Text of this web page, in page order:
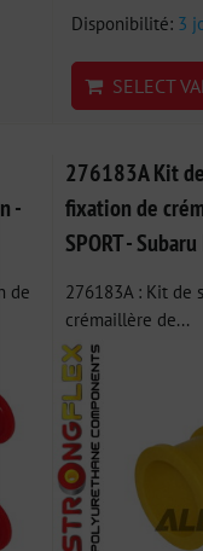
Disponibilité: 3
SELECT
-
de
276183A Kit
fixation de
SPORT -
276183A : Kit de
crémaillère de...